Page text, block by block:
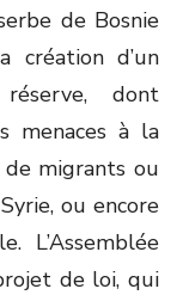
de Bosnie
création d’un
dont
menaces à la
de migrants ou
ou encore
L’Assemblée
de loi, qui